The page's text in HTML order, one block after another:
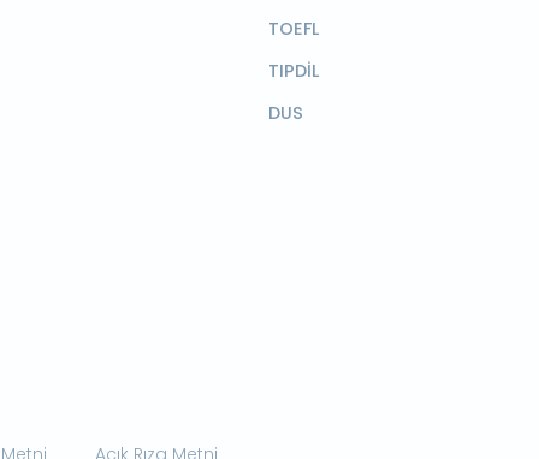
TOEFL
TIPDİL
DUS
Açık Rıza Metni